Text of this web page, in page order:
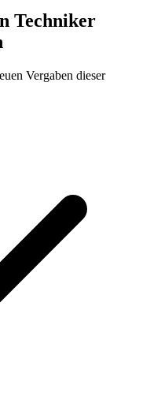
Techniker
Vergaben dieser